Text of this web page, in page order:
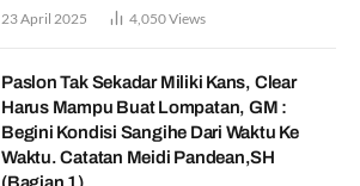
23 April 2025 4,050Views
Paslon Tak Sekadar Miliki Kans, Clear
Harus Mampu Buat Lompatan, GM :
Begini Kondisi Sangihe Dari Waktu Ke
Waktu. Catatan Meidi Pandean,SH